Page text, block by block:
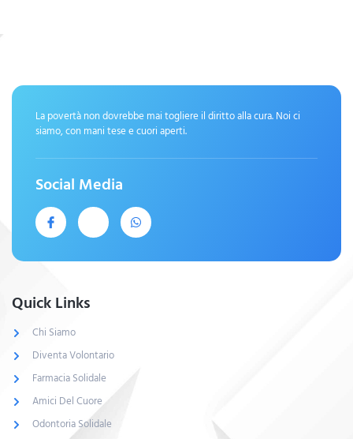
La povertà non dovrebbe mai togliere il diritto alla cura. Noi ci
siamo, con mani tese e cuori aperti.
Social Media
Quick Links
Chi Siamo
Diventa Volontario
Farmacia Solidale
Amici Del Cuore
Odontoria Solidale